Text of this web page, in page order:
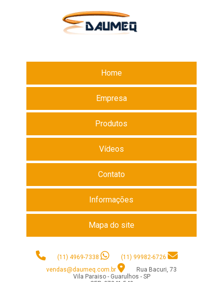
Home
Empresa
Produtos
Vídeos
Contato
Informações
Mapa do site
(11) 4969-7338
(11) 99982-6726
vendas@daumeq.com.br
Rua Bacuri, 73
Vila Paraiso - Guarulhos - SP